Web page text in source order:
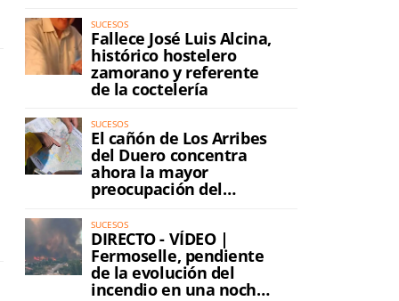
SUCESOS
Fallece José Luis Alcina,
histórico hostelero
zamorano y referente
de la coctelería
SUCESOS
El cañón de Los Arribes
del Duero concentra
ahora la mayor
preocupación del
incendio
SUCESOS
DIRECTO - VÍDEO |
Fermoselle, pendiente
de la evolución del
incendio en una noche